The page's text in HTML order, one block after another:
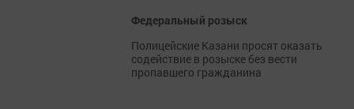
Федеральный розыск
Полицейские Казани просят оказать
содействие в розыске без вести
пропавшего гражданина